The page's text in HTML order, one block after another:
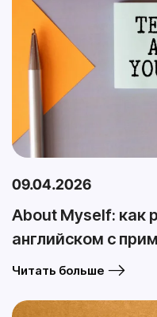
09.04.2026
About Myself: как
английском с
Читать больше